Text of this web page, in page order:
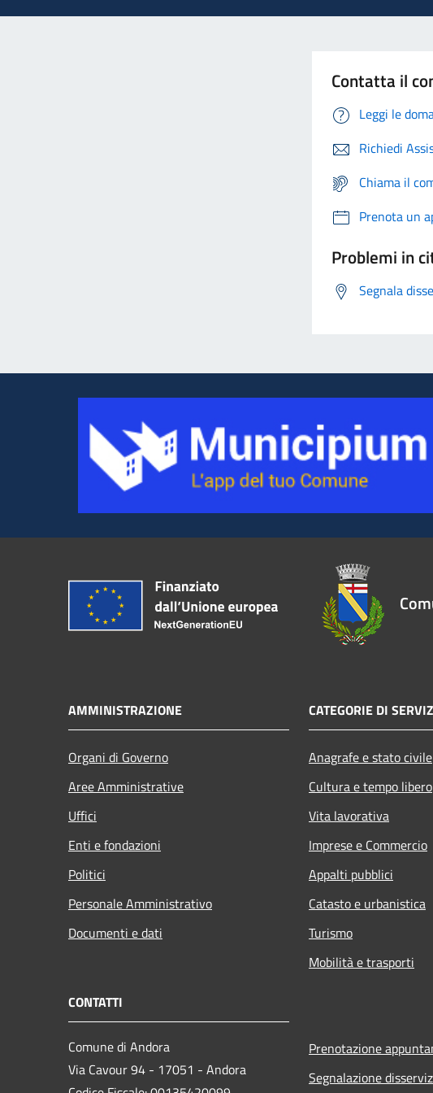
Contatta il
Leggi le
Richiedi
Chiama il
Prenota un
Problemi in
Segnala
AMMINISTRAZIONE
Organi di Governo
Aree Amministrative
Uffici
Enti e fondazioni
Politici
Personale Amministrativo
Documenti e dati
CATEGORIE DI
Anagrafe e stato civile
Cultura e tempo libero
Vita lavorativa
Imprese e Commercio
Appalti pubblici
Catasto e urbanistica
Turismo
Mobilità e trasporti
CONTATTI
Comune di Andora
Via Cavour 94 - 17051 - Andora
Prenotazione
Segnalazione